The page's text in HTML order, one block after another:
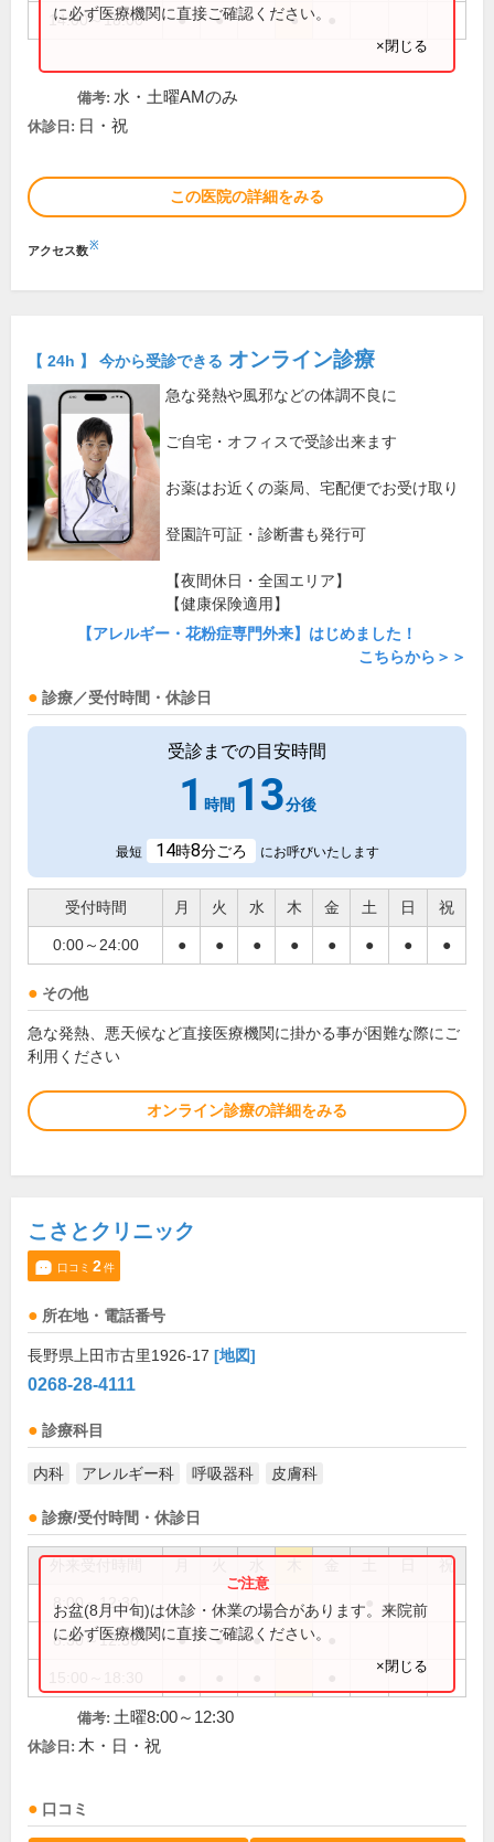
14:00～18:00 ● ● ●
に必ず医療機関に直接ご確認ください。
×閉じる
備考: 水・土曜AMのみ
休診日: 日・祝
この医院の詳細をみる
アクセス数※
【 24h 】 今から受診できる オンライン診療
急な発熱や風邪などの体調不良に
ご自宅・オフィスで受診出来ます
お薬はお近くの薬局、宅配便でお受け取り
登園許可証・診断書も発行可
【夜間休日・全国エリア】
【健康保険適用】
【アレルギー・花粉症専門外来】はじめました！
こちらから＞＞
診療／受付時間・休診日
受診までの目安時間
1 時間13分後
最短 14時8分ごろ にお呼びいたします
受付時間 月 火 水 木 金 土 日 祝
0:00～24:00 ● ● ● ● ● ● ● ●
その他
急な発熱、悪天候など直接医療機関に掛かる事が困難な際にご
利用ください
オンライン診療の詳細をみる
こさとクリニック
口コミ 2件
所在地・電話番号
長野県上田市古里1926-17 [地図]
0268-28-4111
診療科目
内科 アレルギー科 呼吸器科 皮膚科
診療/受付時間・休診日
祝
8:00～12:30
8:30～12:30 ● ● ●
お盆(8月中旬)は休診・休業の場合があります。来院前
に必ず医療機関に直接ご確認ください。
×閉じる
備考: 土曜8:00～12:30
休診日: 木・日・祝
口コミ